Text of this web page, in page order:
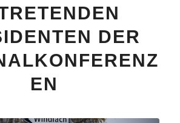
DER
EN